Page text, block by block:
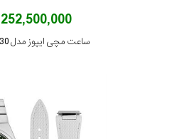
252,500,000 تومان
ساعت مچی ایپوز مدل 8000.700.29.88.30